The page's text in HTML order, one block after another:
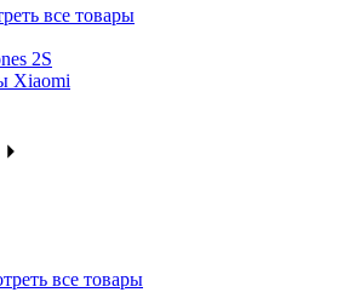
все товары
2S
Xiaomi
все товары